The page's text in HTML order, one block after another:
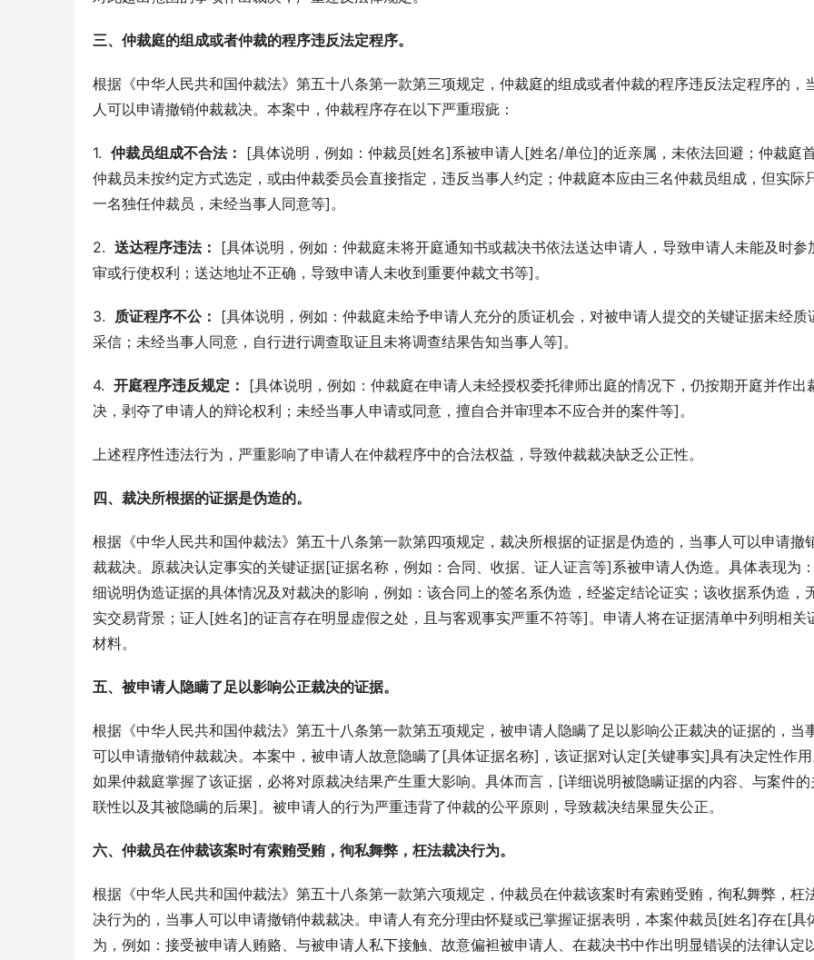
三、仲裁庭的组成或者仲裁的程序违反法定程序。
根据《中华人民共和国仲裁法》第五十八条第一款第三项规定，仲裁庭的组成或者仲裁的程序违反法定程序的，
人可以申请撤销仲裁裁决。本案中，仲裁程序存在以下严重瑕疵：
1. 仲裁员组成不合法：
[具体说明，例如：仲裁员[姓名]系被申请人[姓名/单位]的近亲属，未依法回避；仲裁庭
仲裁员未按约定方式选定，或由仲裁委员会直接指定，违反当事人约定；仲裁庭本应由三名仲裁员组成，但实际
一名独任仲裁员，未经当事人同意等]。
2. 送达程序违法：
[具体说明，例如：仲裁庭未将开庭通知书或裁决书依法送达申请人，导致申请人未能及时参
审或行使权利；送达地址不正确，导致申请人未收到重要仲裁文书等]。
3. 质证程序不公：
[具体说明，例如：仲裁庭未给予申请人充分的质证机会，对被申请人提交的关键证据未经质
采信；未经当事人同意，自行进行调查取证且未将调查结果告知当事人等]。
4. 开庭程序违反规定：
[具体说明，例如：仲裁庭在申请人未经授权委托律师出庭的情况下，仍按期开庭并作出
决，剥夺了申请人的辩论权利；未经当事人申请或同意，擅自合并审理本不应合并的案件等]。
上述程序性违法行为，严重影响了申请人在仲裁程序中的合法权益，导致仲裁裁决缺乏公正性。
四、裁决所根据的证据是伪造的。
根据《中华人民共和国仲裁法》第五十八条第一款第四项规定，裁决所根据的证据是伪造的，当事人可以申请撤
裁裁决。原裁决认定事实的关键证据[证据名称，例如：合同、收据、证人证言等]系被申请人伪造。具体表现为
细说明伪造证据的具体情况及对裁决的影响，例如：该合同上的签名系伪造，经鉴定结论证实；该收据系伪造，
实交易背景；证人[姓名]的证言存在明显虚假之处，且与客观事实严重不符等]。申请人将在证据清单中列明相关
材料。
五、被申请人隐瞒了足以影响公正裁决的证据。
根据《中华人民共和国仲裁法》第五十八条第一款第五项规定，被申请人隐瞒了足以影响公正裁决的证据的，当
可以申请撤销仲裁裁决。本案中，被申请人故意隐瞒了[具体证据名称]，该证据对认定[关键事实]具有决定性作
如果仲裁庭掌握了该证据，必将对原裁决结果产生重大影响。具体而言，[详细说明被隐瞒证据的内容、与案件的
联性以及其被隐瞒的后果]。被申请人的行为严重违背了仲裁的公平原则，导致裁决结果显失公正。
六、仲裁员在仲裁该案时有索贿受贿，徇私舞弊，枉法裁决行为。
根据《中华人民共和国仲裁法》第五十八条第一款第六项规定，仲裁员在仲裁该案时有索贿受贿，徇私舞弊，枉
决行为的，当事人可以申请撤销仲裁裁决。申请人有充分理由怀疑或已掌握证据表明，本案仲裁员[姓名]存在[具
为，例如：接受被申请人贿赂、与被申请人私下接触、故意偏袒被申请人、在裁决书中作出明显错误的法律认定